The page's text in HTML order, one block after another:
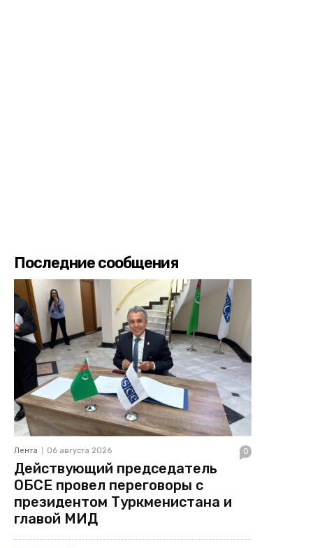
Последние сообщения
Лента 06 августа 2026 0
Действующий председатель
ОБСЕ провел переговоры с
президентом Туркменистана и
главой МИД